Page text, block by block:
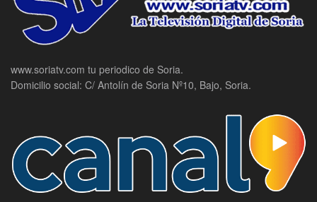
www.soriatv.com tu periodico de Soria.
Domicilio social: C/ Antolín de Soria Nº10, Bajo, Soria.